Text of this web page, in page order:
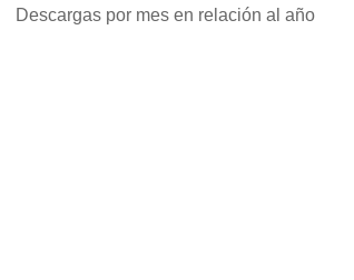
Descargas por mes en relación al año